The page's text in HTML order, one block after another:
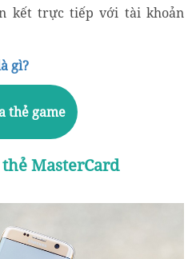
kết trực tiếp với tài khoản
gì?
thẻ game
MasterCard